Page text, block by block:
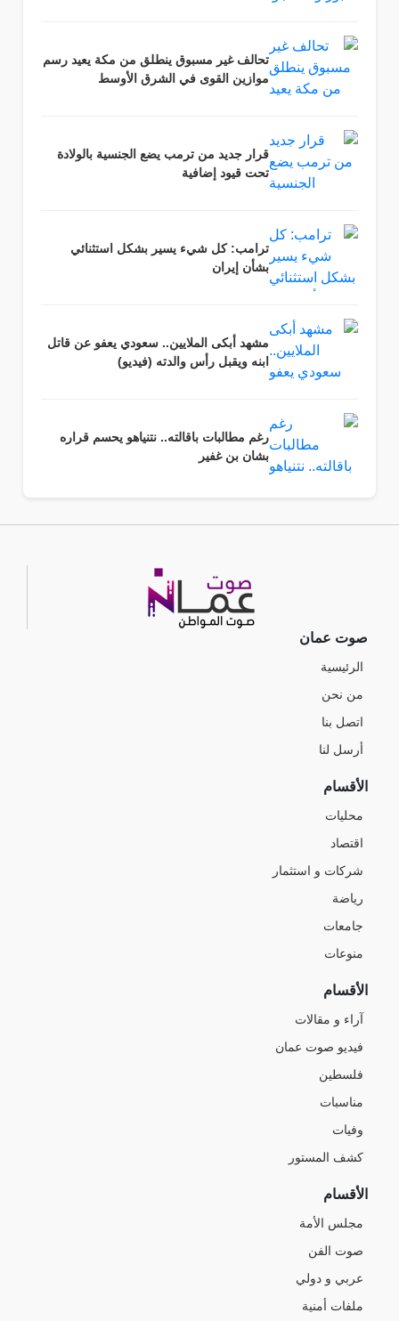
تحالف غير مسبوق ينطلق من مكة يعيد رسم
موازين القوى في الشرق الأوسط
قرار جديد من ترمب يضع الجنسية بالولادة
تحت قيود إضافية
ترامب: كل شيء يسير بشكل استثنائي
بشأن إيران
مشهد أبكى الملايين.. سعودي يعفو عن قاتل
ابنه ويقبل رأس والدته (فيديو)
رغم مطالبات باقالته.. نتنياهو يحسم قراره
بشان بن غفير
صوت عمان
الرئيسية
من نحن
اتصل بنا
أرسل لنا
الأقسام
محليات
اقتصاد
شركات و استثمار
رياضة
جامعات
منوعات
الأقسام
آراء و مقالات
فيديو صوت عمان
فلسطين
مناسبات
وفيات
كشف المستور
الأقسام
مجلس الأمة
صوت الفن
عربي و دولي
ملفات أمنية